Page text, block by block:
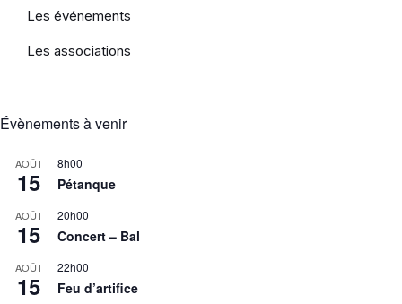
Les événements
Les associations
Évènements à venir
AOÛT
15
8h00
Pétanque
AOÛT
15
20h00
Concert – Bal
AOÛT
15
22h00
Feu d’artifice